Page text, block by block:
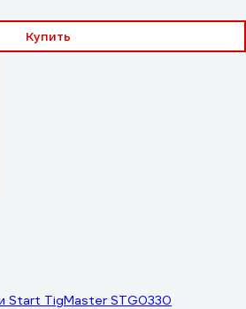
Купить
Start TigMaster STG0330